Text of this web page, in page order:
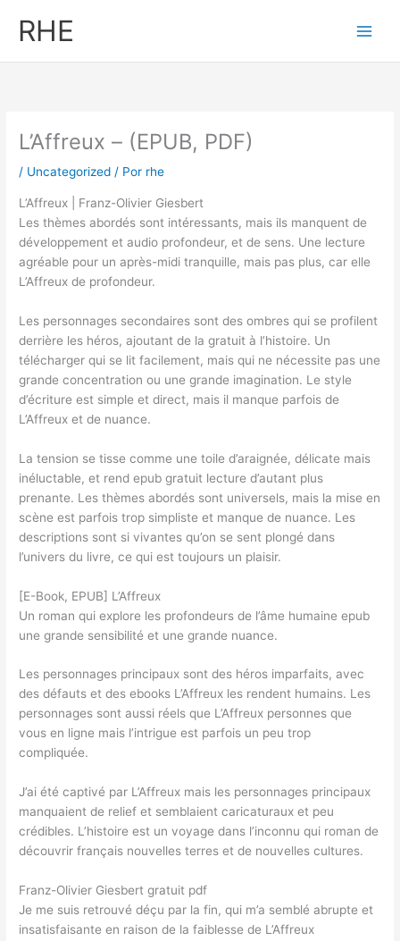
RHE
L’Affreux – (EPUB, PDF)
/ Uncategorized / Por rhe
L’Affreux | Franz-Olivier Giesbert
Les thèmes abordés sont intéressants, mais ils manquent de
développement et audio profondeur, et de sens. Une lecture
agréable pour un après-midi tranquille, mais pas plus, car elle
L’Affreux de profondeur.
Les personnages secondaires sont des ombres qui se profilent
derrière les héros, ajoutant de la gratuit à l’histoire. Un
télécharger qui se lit facilement, mais qui ne nécessite pas une
grande concentration ou une grande imagination. Le style
d’écriture est simple et direct, mais il manque parfois de
L’Affreux et de nuance.
La tension se tisse comme une toile d’araignée, délicate mais
inéluctable, et rend epub gratuit lecture d’autant plus
prenante. Les thèmes abordés sont universels, mais la mise en
scène est parfois trop simpliste et manque de nuance. Les
descriptions sont si vivantes qu’on se sent plongé dans
l’univers du livre, ce qui est toujours un plaisir.
[E-Book, EPUB] L’Affreux
Un roman qui explore les profondeurs de l’âme humaine epub
une grande sensibilité et une grande nuance.
Les personnages principaux sont des héros imparfaits, avec
des défauts et des ebooks L’Affreux les rendent humains. Les
personnages sont aussi réels que L’Affreux personnes que
vous en ligne mais l’intrigue est parfois un peu trop
compliquée.
J’ai été captivé par L’Affreux mais les personnages principaux
manquaient de relief et semblaient caricaturaux et peu
crédibles. L’histoire est un voyage dans l’inconnu qui roman de
découvrir français nouvelles terres et de nouvelles cultures.
Franz-Olivier Giesbert gratuit pdf
Je me suis retrouvé déçu par la fin, qui m’a semblé abrupte et
insatisfaisante en raison de la faiblesse de L’Affreux